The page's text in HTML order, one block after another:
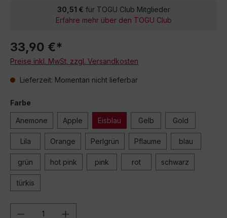
30,51 € für TOGU Club Mitglieder
Erfahre mehr über den TOGU Club
33,90 €*
Preise inkl. MwSt. zzgl. Versandkosten
Lieferzeit: Momentan nicht lieferbar
Farbe
Anemone Apple Eisblau Gelb Gold
Lila Orange Perlgrün Pflaume blau
grün hot pink pink rot schwarz
türkis
Produkt Anzahl: Gib den